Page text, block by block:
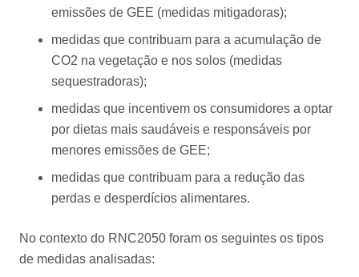
emissões de GEE (medidas mitigadoras);
medidas que contribuam para a acumulação de
CO2 na vegetação e nos solos (medidas
sequestradoras);
medidas que incentivem os consumidores a optar
por dietas mais saudáveis e responsáveis por
menores emissões de GEE;
medidas que contribuam para a redução das
perdas e desperdícios alimentares.
No contexto do RNC2050 foram os seguintes os tipos
de medidas analisadas: